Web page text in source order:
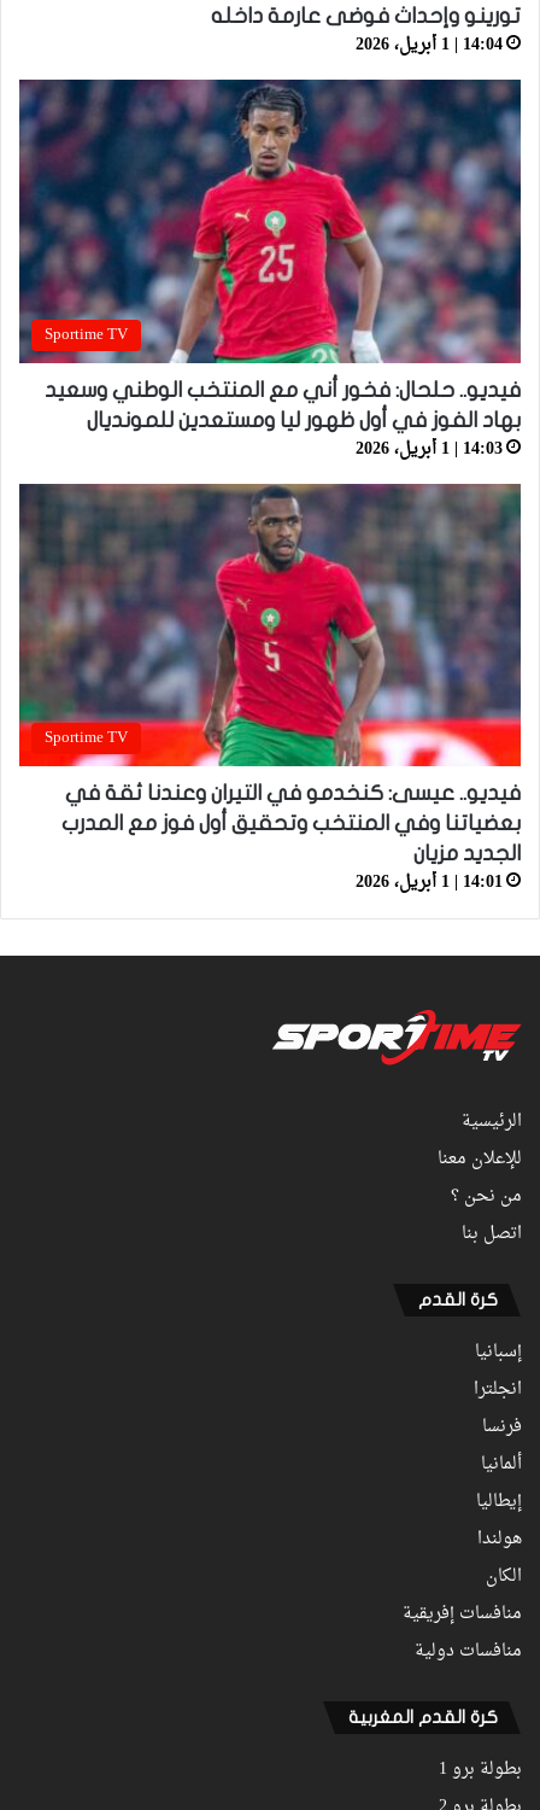
تورينو وإحداث فوضى عارمة داخله
14:04 | 1 أبريل، 2026
Sportime TV
فيديو.. حلحال: فخور أني مع المنتخب الوطني وسعيد
بهاد الفوز في أول ظهور ليا ومستعدين للمونديال
14:03 | 1 أبريل، 2026
Sportime TV
فيديو.. عيسى: كنخدمو في التيران وعندنا ثقة في
بعضياتنا وفي المنتخب وتحقيق أول فوز مع المدرب
الجديد مزيان
14:01 | 1 أبريل، 2026
الرئيسية
للإعلان معنا
من نحن ؟
اتصل بنا
كرة القدم
إسبانيا
انجلترا
فرنسا
ألمانيا
إيطاليا
هولندا
الكان
منافسات إفريقية
منافسات دولية
كرة القدم المغربية
بطولة برو 1